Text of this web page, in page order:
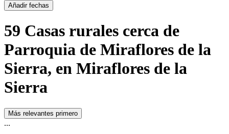
Añadir fechas
59 Casas rurales cerca de
Parroquia de Miraflores de la
Sierra, en Miraflores de la
Sierra
Más relevantes primero
...